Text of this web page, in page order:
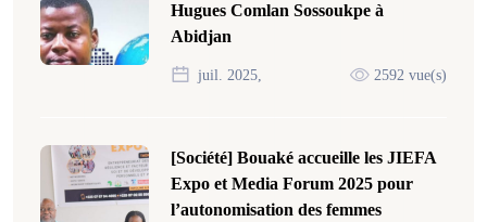
Hugues Comlan Sossoukpe à
Abidjan
juil. 2025, 2592 vue(s)
[Société] Bouaké accueille les JIEFA
Expo et Media Forum 2025 pour
l’autonomisation des femmes